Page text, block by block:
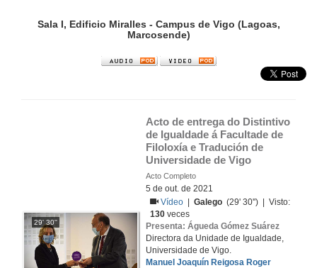
Sala I, Edificio Miralles - Campus de Vigo (Lagoas,
Marcosende)
29' 30''
Acto de entrega do Distintivo
de Igualdade á Facultade de
Filoloxía e Tradución de
Universidade de Vigo
Acto Completo
5 de out. de 2021
Vídeo
|Galego (29' 30'') | Visto:
130 veces
Presenta: Águeda Gómez Suárez
Directora da Unidade de Igualdade,
Universidade de Vigo.
Manuel Joaquín Reigosa Roger